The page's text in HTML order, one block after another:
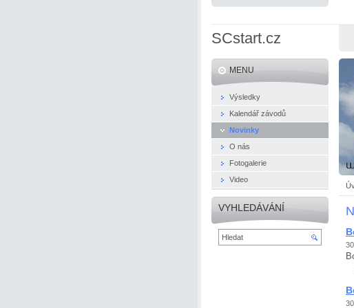
SCstart.cz
MENU
Výsledky
Kalendář závodů
Novinky
O nás
Fotogalerie
Video
VYHLEDÁVÁNÍ